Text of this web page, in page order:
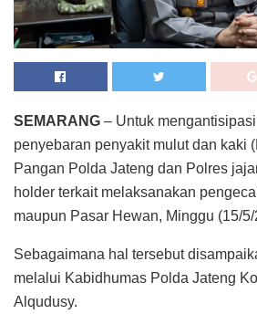
SEMARANG – Untuk
penyebaran penyakit mulut dan kaki
Pangan Polda Jateng dan Polres
holder terkait melaksanakan
maupun Pasar Hewan, Minggu (15/5/
Sebagaimana hal tersebut
melalui Kabidhumas Polda Jateng
Alqudusy.